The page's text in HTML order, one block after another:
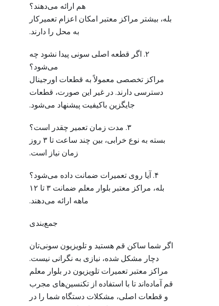
هم ارائه می‌دهند؟
بله، بیشتر مراکز معتبر امکان اعزام تعمیرکار
به محل را دارند.
۲. اگر قطعه اصلی سونی پیدا نشود چه
می‌شود؟
مراکز تخصصی معمولاً به قطعات اورجینال
دسترسی دارند. در غیر این صورت، قطعات
جایگزین باکیفیت پیشنهاد می‌شود.
۳. مدت زمان تعمیر چقدر است؟
بسته به نوع خرابی، بین چند ساعت تا ۳ روز
زمان نیاز است.
۴. آیا روی تعمیرات ضمانت داده می‌شود؟
بله، مراکز معتبر بلوار معلم ضمانت ۳ تا ۱۲
ماهه ارائه می‌دهند.
جمع‌بندی
اگر شما ساکن قم هستید و تلویزیون سونی‌تان
دچار مشکل شده، نیازی به نگرانی نیست.
مراکز معتبر تعمیرات تلویزیون در بلوار معلم
قم آماده‌اند تا با استفاده از تکنسین‌های مجرب
و قطعات اصلی، مشکلات دستگاه شما را در